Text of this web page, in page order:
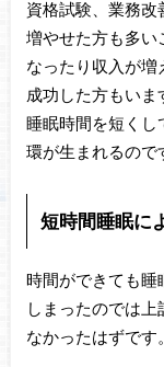
資格試験、業務改
増やせた方も多い
なったり収入が増
成功した方もいま
睡眠時間を短くし
環が生まれるので
短時間睡眠に
時間ができても睡
しまったのでは
なかったはずです